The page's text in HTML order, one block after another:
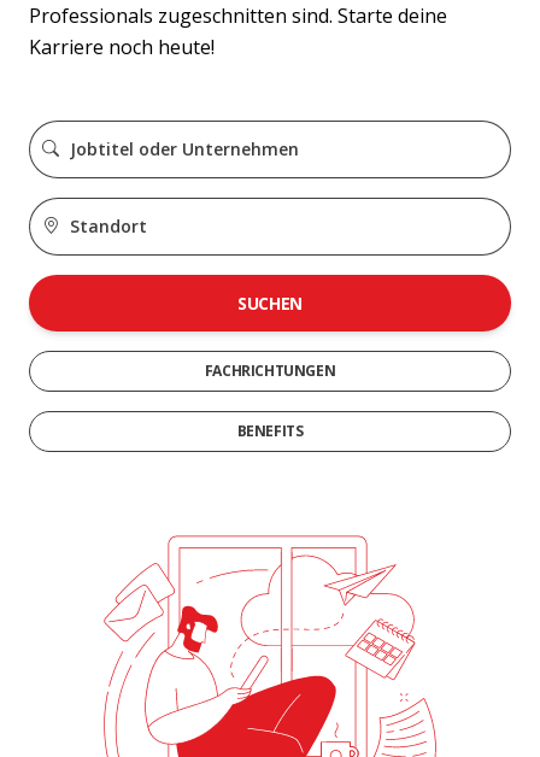
Professionals zugeschnitten sind. Starte deine
Karriere noch heute!
SUCHEN
FACHRICHTUNGEN
BENEFITS